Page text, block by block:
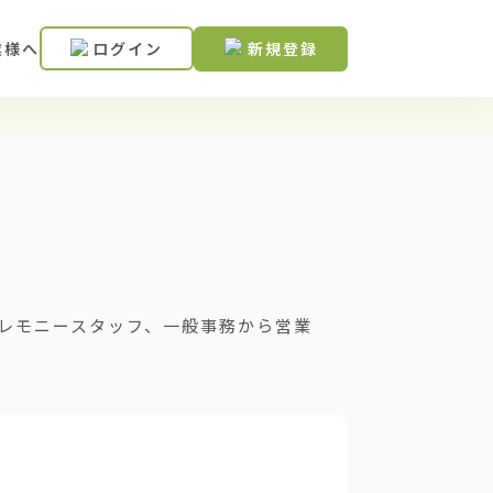
へ ログイン 新規登録
モニースタッフ、一般事務から営業